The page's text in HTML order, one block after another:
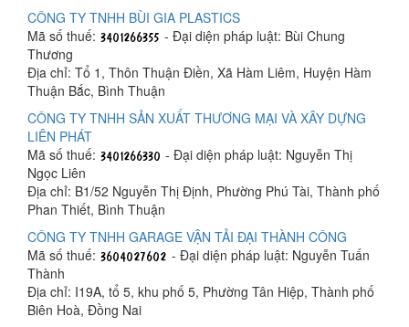
CÔNG TY TNHH BÙI GIA PLASTICS
Mã số thuế:
- Đại diện pháp luật: Bùi Chung
Thương
Địa chỉ: Tổ 1, Thôn Thuận Điền, Xã Hàm Liêm, Huyện Hàm
Thuận Bắc, Bình Thuận
CÔNG TY TNHH SẢN XUẤT THƯƠNG MẠI VÀ XÂY DỰNG
LIÊN PHÁT
Mã số thuế:
- Đại diện pháp luật: Nguyễn Thị
Ngọc Liên
Địa chỉ: B1/52 Nguyễn Thị Định, Phường Phú Tài, Thành phố
Phan Thiết, Bình Thuận
CÔNG TY TNHH GARAGE VẬN TẢI ĐẠI THÀNH CÔNG
Mã số thuế:
- Đại diện pháp luật: Nguyễn Tuấn
Thành
Địa chỉ: I19A, tổ 5, khu phố 5, Phường Tân Hiệp, Thành phố
Biên Hoà, Đồng Nai